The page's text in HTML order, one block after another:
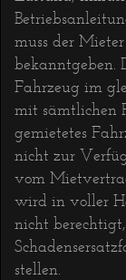
muss der
bekanntgeben.
Fahrzeug im
mit sämtlichen
gemietetes
nicht zur
vom
wird in voller
nicht
stellen.